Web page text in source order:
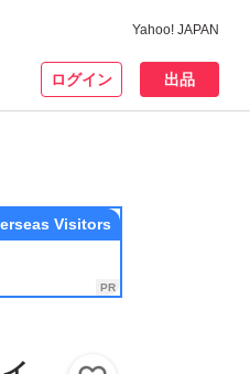
Yahoo! JAPAN
ログイン 出品
Visitors